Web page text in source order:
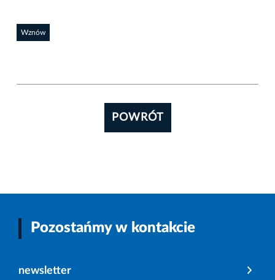
Wznów
POWRÓT
Pozostańmy w kontakcie
newsletter